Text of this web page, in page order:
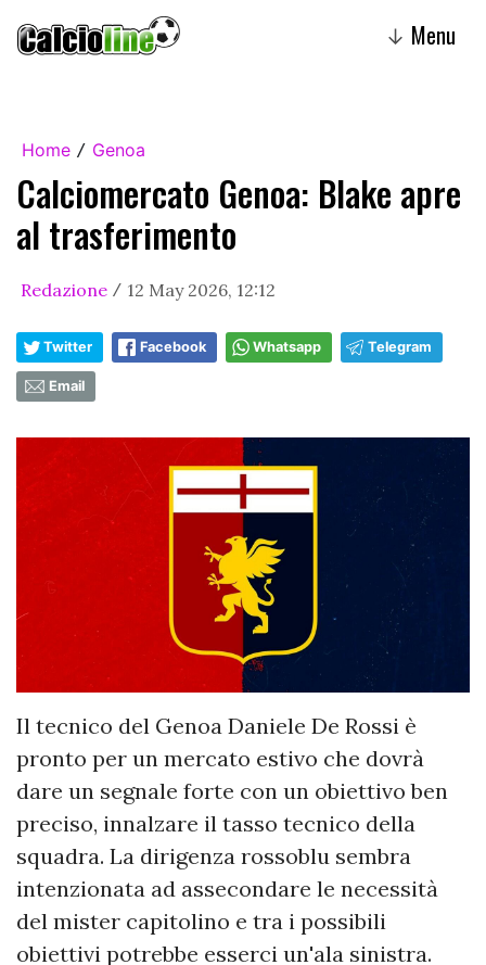
↓ Menu
Home / Genoa
Calciomercato Genoa: Blake apre
al trasferimento
Redazione / 12 May 2026, 12:12
Twitter Facebook Whatsapp Telegram
Email
Il tecnico del Genoa Daniele De Rossi è
pronto per un mercato estivo che dovrà
dare un segnale forte con un obiettivo ben
preciso, innalzare il tasso tecnico della
squadra. La dirigenza rossoblu sembra
intenzionata ad assecondare le necessità
del mister capitolino e tra i possibili
obiettivi potrebbe esserci un'ala sinistra.